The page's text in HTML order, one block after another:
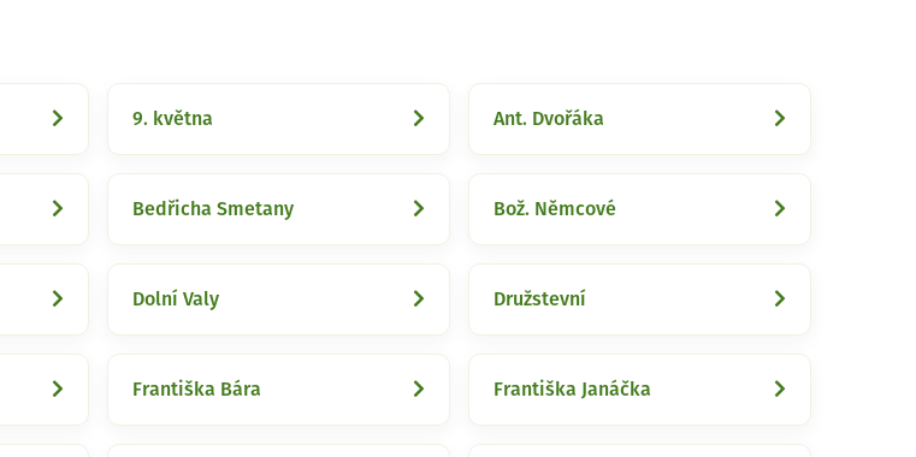
9. května Ant. Dvořáka
Bedřicha Smetany Bož. Němcové
Dolní Valy Družstevní
Františka Bára Františka Janáčka